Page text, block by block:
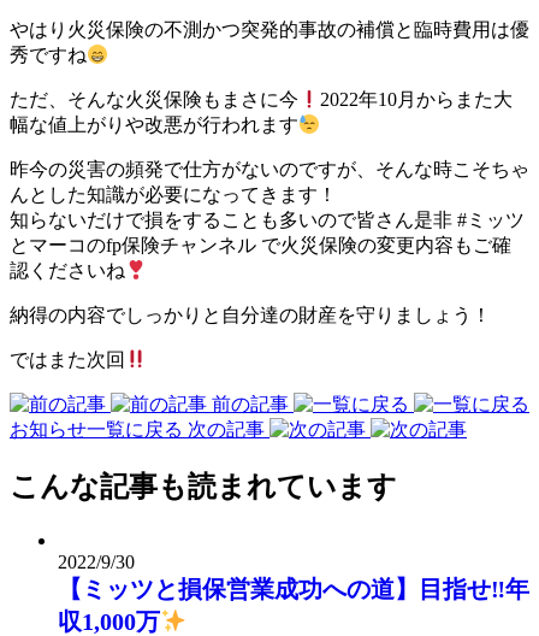
やはり火災保険の不測かつ突発的事故の補償と臨時費用は優
秀ですね
ただ、そんな火災保険もまさに今
2022年10月からまた大
幅な値上がりや改悪が行われます
昨今の災害の頻発で仕方がないのですが、そんな時こそちゃ
んとした知識が必要になってきます！
知らないだけで損をすることも多いので皆さん是非 #ミッツ
とマーコのfp保険チャンネル で火災保険の変更内容もご確
認くださいね
納得の内容でしっかりと自分達の財産を守りましょう！
ではまた次回
前の記事
お知らせ一覧に戻る 次の記事
こんな記事も読まれています
2022/9/30
【ミッツと損保営業成功への道】目指せ‼︎年
収1,000万